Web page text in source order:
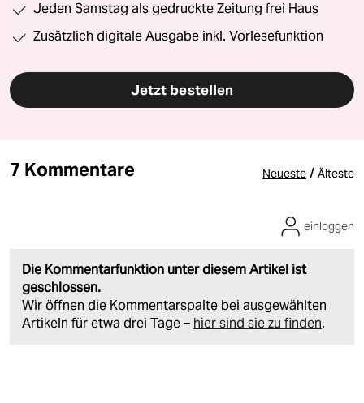
Jeden Samstag als gedruckte Zeitung frei Haus
Zusätzlich digitale Ausgabe inkl. Vorlesefunktion
Jetzt bestellen
7 Kommentare Neueste / Älteste
Die Kommentarfunktion unter diesem Artikel ist
geschlossen.
Wir öffnen die Kommentarspalte bei ausgewählten
Artikeln für etwa drei Tage – hier sind sie zu finden.
einloggen